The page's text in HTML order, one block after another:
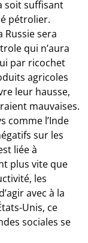
soit suffisant
pétrolier.
sera
qui n’aura
par ricochet
agricoles
leur hausse,
mauvaises.
comme l’Inde
sur les
liée à
plus vite que
les
avec à la
Unis, ce
sociales se